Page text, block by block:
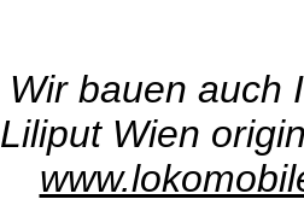
Wir bauen auch
Liliput Wien